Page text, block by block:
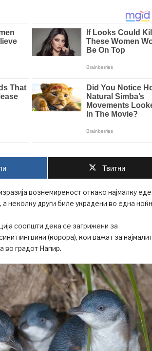
Твитни
вознемиреност откако најмалку
а неколку други биле украдени во една
соопшти дека се загрижени за
пингвини (корора), кои важат за
во градот Напир.